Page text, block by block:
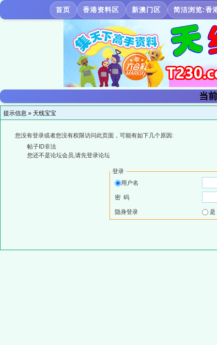
首页 香港资料区 新澳门区 简洁浏览:香
当
提示信息 » 天线宝宝
您没有登录或者您没有权限访问此页面，可能有如下几个原因:
帖子ID非法
您还不是论坛会员,请先登录论坛
登录
用户名
密 码
隐身登录